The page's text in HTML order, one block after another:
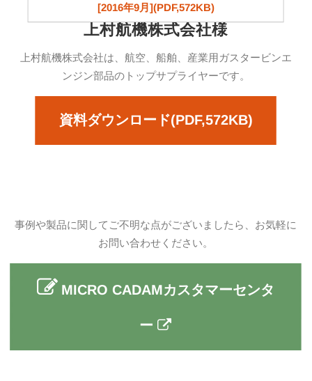
[2016年9月](PDF,572KB)
上村航機株式会社様
上村航機株式会社は、航空、船舶、産業用ガスタービンエ
ンジン部品のトップサプライヤーです。
資料ダウンロード(PDF,572KB)
事例や製品に関してご不明な点がございましたら、お気軽に
お問い合わせください。
MICRO CADAMカスタマーセンタ
ー